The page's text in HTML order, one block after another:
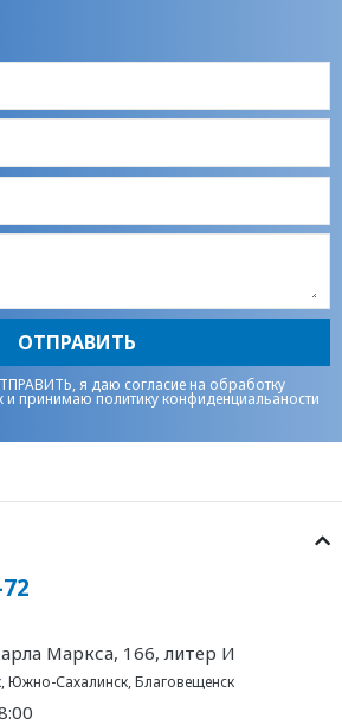
ОТПРАВИТЬ
я даю согласие на обработку
и принимаюполитику конфиденциальаности
Маркса, 166, литер И
,Южно-Сахалинск,Благовещенск